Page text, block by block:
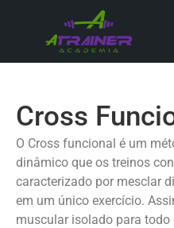
Cross
O Cross funcional é um
dinâmico que os treinos
caracterizado por mesclar
em um único exercício.
muscular isolado para